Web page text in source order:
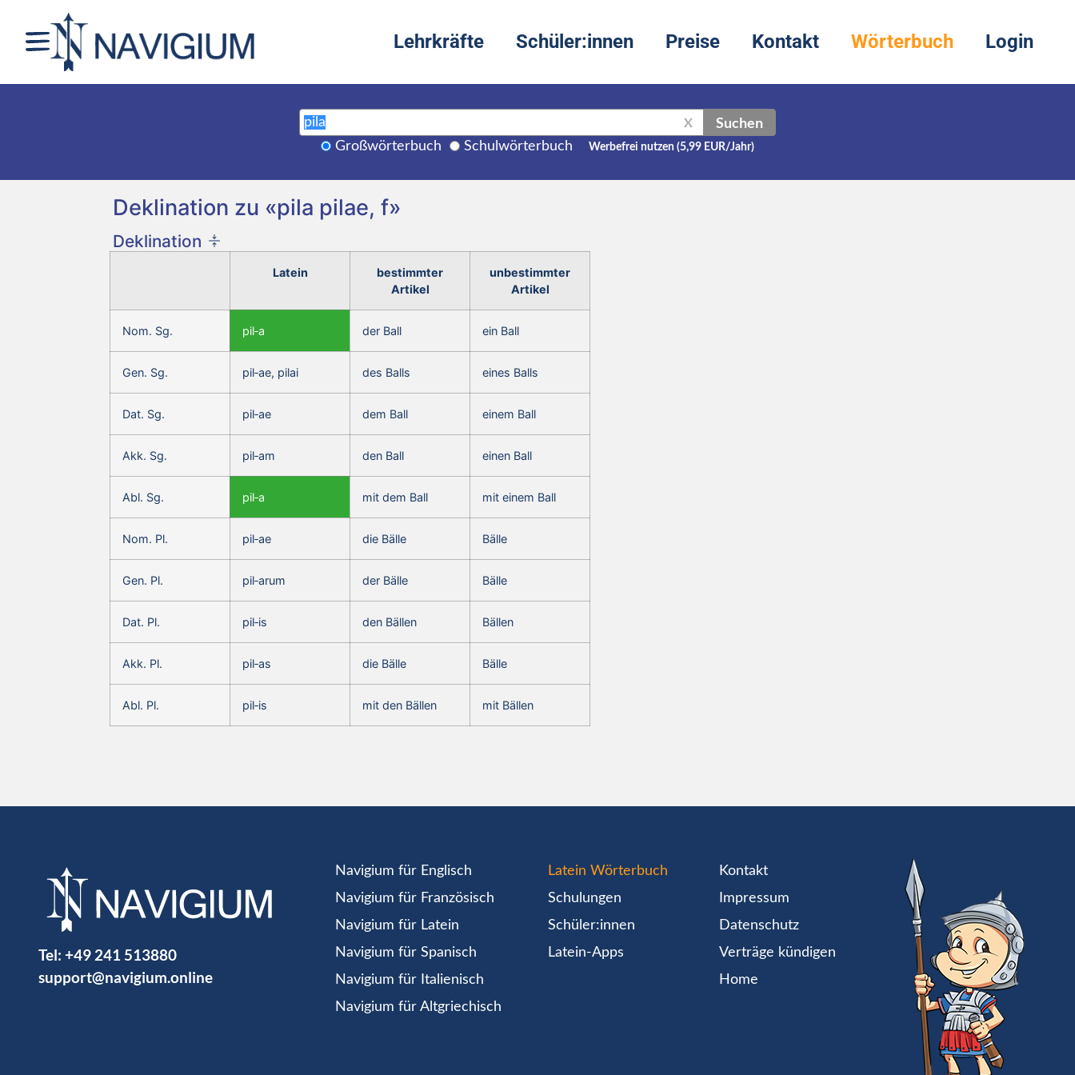
Lehrkräfte Schüler:innen Preise Kontakt Wörterbuch Login
X Suchen
Großwörterbuch Schulwörterbuch Werbefrei nutzen (5,99 EUR/Jahr)
Deklination zu «pila pilae, f»
Deklination
Latein
bestimmter
Artikel
unbestimmter
Artikel
Nom. Sg. pil‑a der Ball ein Ball
Gen. Sg. pil‑ae, pilai des Balls eines Balls
Dat. Sg. pil‑ae dem Ball einem Ball
Akk. Sg. pil‑am den Ball einen Ball
Abl. Sg. pil‑a mit dem Ball mit einem Ball
Nom. Pl. pil‑ae die Bälle Bälle
Gen. Pl. pil‑arum der Bälle Bälle
Dat. Pl. pil‑is den Bällen Bällen
Akk. Pl. pil‑as die Bälle Bälle
Abl. Pl. pil‑is mit den Bällen mit Bällen
Tel: +49 241 513880
support@navigium.online
Navigium für Englisch
Navigium für Französisch
Navigium für Latein
Navigium für Spanisch
Navigium für Italienisch
Navigium für Altgriechisch
Latein Wörterbuch
Schulungen
Schüler:innen
Latein-Apps
Kontakt
Impressum
Datenschutz
Verträge kündigen
Home